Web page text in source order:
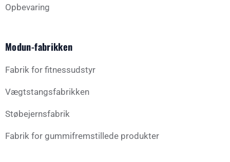
Opbevaring
Modun-fabrikken
Fabrik for fitnessudstyr
Vægtstangsfabrikken
Støbejernsfabrik
Fabrik for gummifremstillede produkter